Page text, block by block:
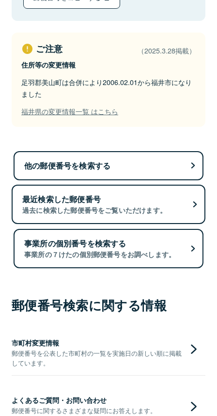
ご注意 （2025.3.28掲載）
住所等の変更情報
足羽郡美山町は合併により2006.02.01から福井市になり
ました
福井県の変更情報一覧 はこちら
他の郵便番号を検索する
最近検索した郵便番号
過去に検索した郵便番号をご覧いただけます。
事業所の個別番号を検索する
事業所の７けたの個別郵便番号をお調べします。
郵便番号検索に関する情報
市町村変更情報
郵便番号を公表した市町村の一覧を実施日の新しい順に掲載
しています。
よくあるご質問・お問い合わせ
郵便番号に関するさまざまな疑問にお答えします。